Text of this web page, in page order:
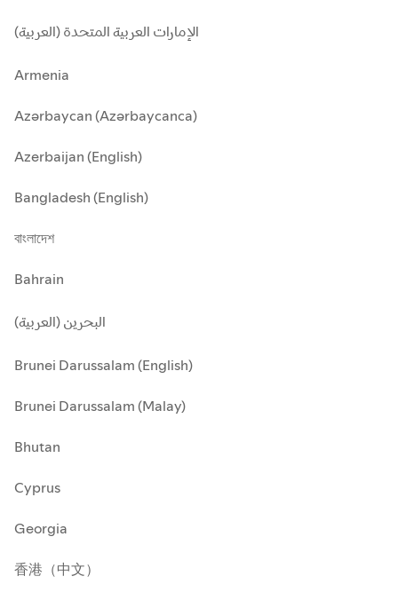
الإمارات العربية المتحدة (العربية)
Armenia
Azərbaycan (Azərbaycanca)
Azerbaijan (English)
Bangladesh (English)
বাংলাদেশ
Bahrain
البحرين (العربية)
Brunei Darussalam (English)
Brunei Darussalam (Malay)
Bhutan
Cyprus
Georgia
香港（中文）